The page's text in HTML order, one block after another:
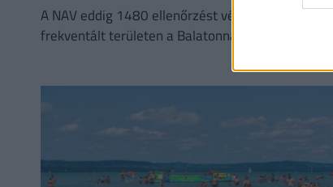
A NAV eddig 1480 ellenőrzést végzett a
frekventált területen a Balatonnál, ebből 316